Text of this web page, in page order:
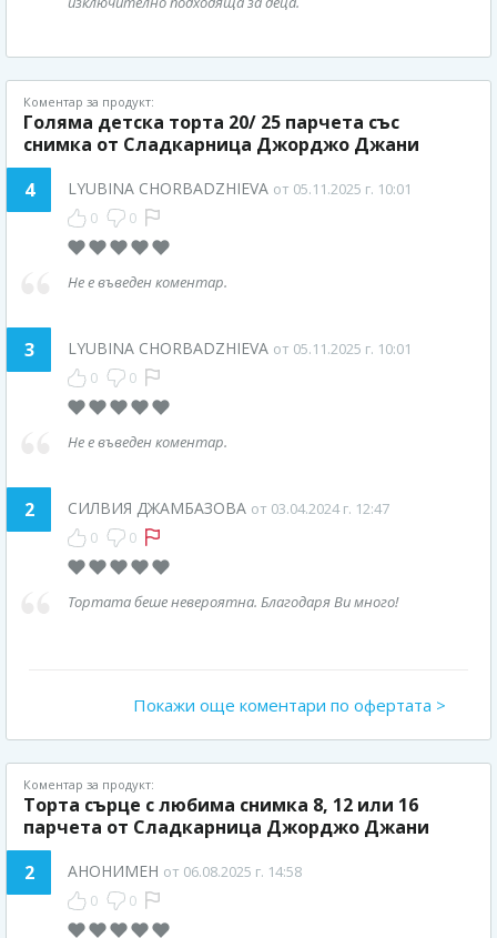
Коментар за продукт:
Голяма детска торта 20/ 25 парчета със
снимка от Сладкарница Джорджо Джани
4
LYUBINA CHORBADZHIEVA от 05.11.2025 г. 10:01
0 0
Не е въведен коментар.
3 LYUBINA CHORBADZHIEVA от 05.11.2025 г. 10:01
0 0
Не е въведен коментар.
2 СИЛВИЯ ДЖАМБАЗОВА от 03.04.2024 г. 12:47
0 0
Тортата беше невероятна. Благодаря Ви много!
Покажи още коментари по офертата >
Коментар за продукт:
Торта сърце с любима снимка 8, 12 или 16
парчета от Сладкарница Джорджо Джани
2
АНОНИМЕН от 06.08.2025 г. 14:58
0 0